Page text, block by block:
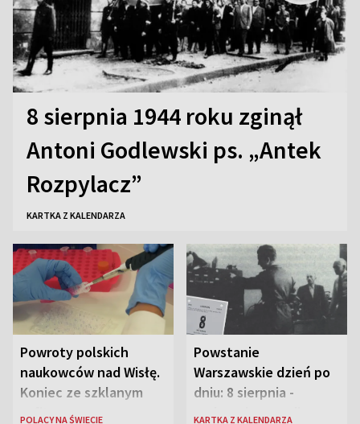
8 sierpnia 1944 roku zginął
Antoni Godlewski ps. „Antek
Rozpylacz”
KARTKA Z KALENDARZA
Powroty polskich
naukowców nad Wisłę.
Koniec ze szklanym
sufitem
POLACY NA ŚWIECIE
Powstanie
Warszawskie dzień po
dniu: 8 sierpnia -
rozbrzmiewa radio
KARTKA Z KALENDARZA